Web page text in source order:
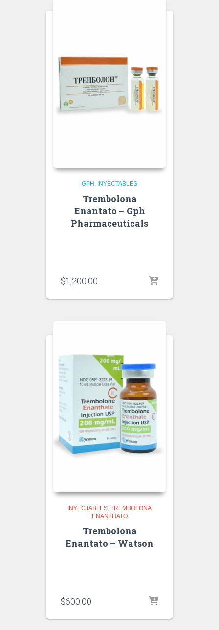
GPH INYECTABLES
Trembolona
Enantato – Gph
Pharmaceuticals
$1,200.00
INYECTABLES TREMBOLONA
ENANTHATO
Trembolona
Enantato – Watson
$600.00